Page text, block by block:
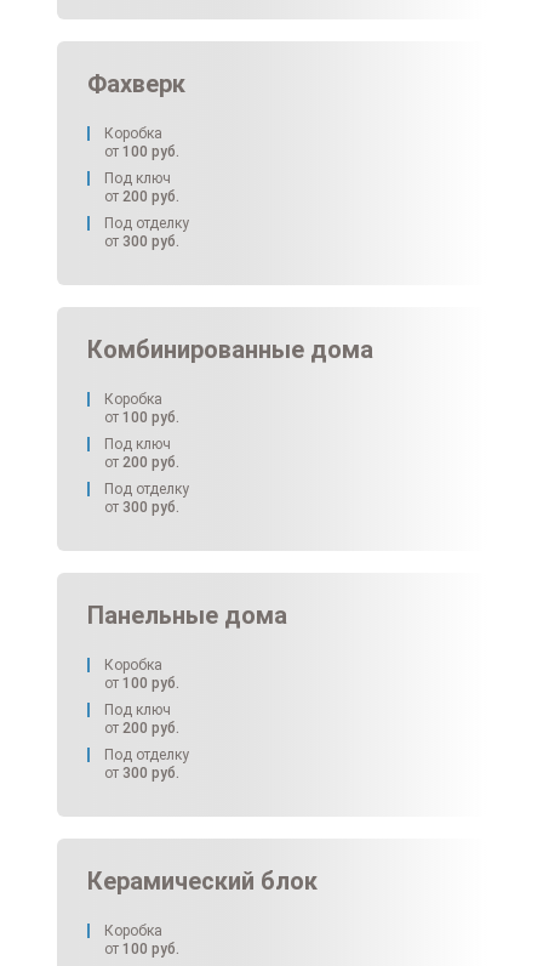
Фахверк
Коробка
от 100 руб.
Под ключ
от 200 руб.
Под отделку
от 300 руб.
Комбинированные дома
Коробка
от 100 руб.
Под ключ
от 200 руб.
Под отделку
от 300 руб.
Панельные дома
Коробка
от 100 руб.
Под ключ
от 200 руб.
Под отделку
от 300 руб.
Керамический блок
Коробка
от 100 руб.